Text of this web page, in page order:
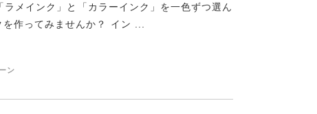
メインク」と「カラーインク」を一色ずつ選ん
作ってみませんか？ イン ...
ン